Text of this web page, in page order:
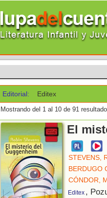
Editorial: Editex
Mostrando del 1 al 10 de 91
El
STEVENS,
BERDUGO
CÓNDOR,
Editex ,